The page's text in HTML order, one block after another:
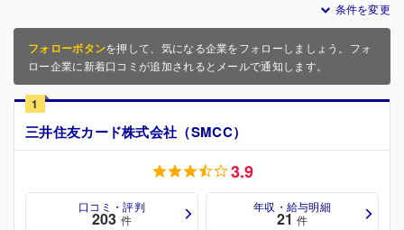
条件を変更
フォローボタンを押して、気になる企業をフォローしましょう。フォ
ロー企業に新着口コミが追加されるとメールで通知します。
1
三井住友カード株式会社（SMCC）
3.9
口コミ・評判
203 件
年収・給与明細
21 件